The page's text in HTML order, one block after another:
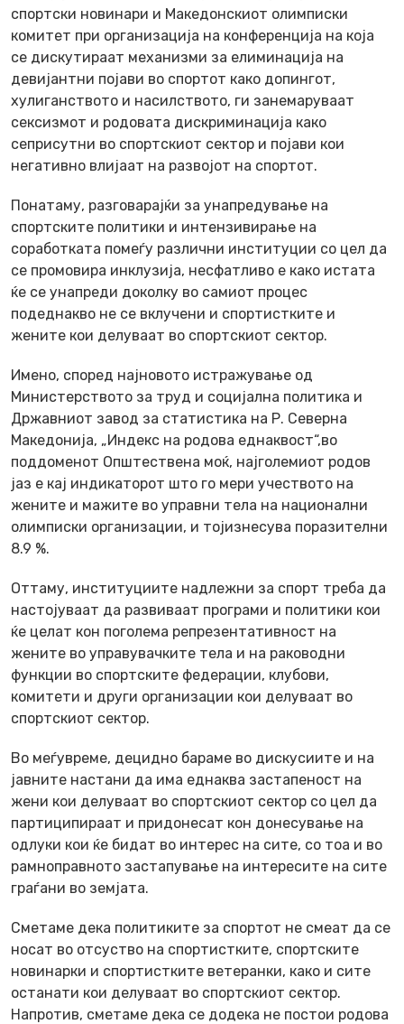
спортски новинари и Македонскиот олимписки
комитет при организација на конференција на која
се дискутираат механизми за елиминација на
девијантни појави во спортот како допингот,
хулиганството и насилството, ги занемаруваат
сексизмот и родовата дискриминација како
сеприсутни во спортскиот сектор и појави кои
негативно влијаат на развојот на спортот.
Понатаму, разговарајќи за унапредување на
спортските политики и интензивирање на
соработката помеѓу различни институции со цел да
се промовира инклузија, несфатливо е како истата
ќе се унапреди доколку во самиот процес
подеднакво не се вклучени и спортистките и
жените кои делуваат во спортскиот сектор.
Имено, според најновото истражување од
Министерството за труд и социјална политика и
Државниот завод за статистика на Р. Северна
Македонија, „Индекс на родова еднаквост“,во
поддоменот Општествена моќ, најголемиот родов
јаз е кај индикаторот што го мери учеството на
жените и мажите во управни тела на национални
олимписки организации, и тојизнесува поразителни
8.9 %.
Оттаму, институциите надлежни за спорт треба да
настојуваат да развиваат програми и политики кои
ќе целат кон поголема репрезентативност на
жените во управувачките тела и на раководни
функции во спортските федерации, клубови,
комитети и други организации кои делуваат во
спортскиот сектор.
Во меѓувреме, децидно бараме во дискусиите и на
јавните настани да има еднаква застапеност на
жени кои делуваат во спортскиот сектор со цел да
партиципираат и придонесат кон донесување на
одлуки кои ќе бидат во интерес на сите, со тоа и во
рамноправното застапување на интересите на сите
граѓани во земјата.
Сметаме дека политиките за спортот не смеат да се
носат во отсуство на спортистките, спортските
новинарки и спортистките ветеранки, како и сите
останати кои делуваат во спортскиот сектор.
Напротив, сметаме дека се додека не постои родова